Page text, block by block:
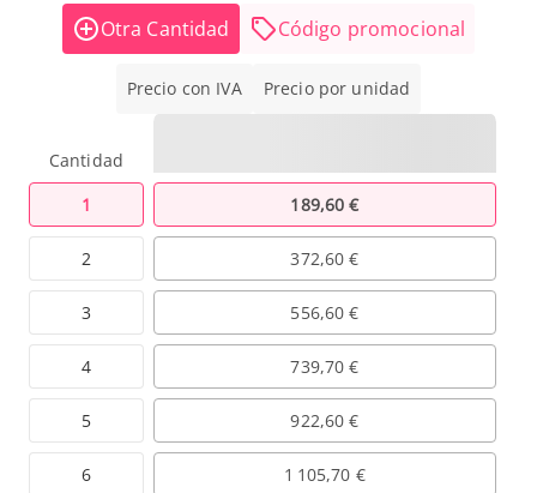
Otra Cantidad Código promocional
Precio con IVA Precio por unidad
Cantidad
1
2
3
4
5
6
189,60 €
372,60 €
556,60 €
739,70 €
922,60 €
1 105,70 €